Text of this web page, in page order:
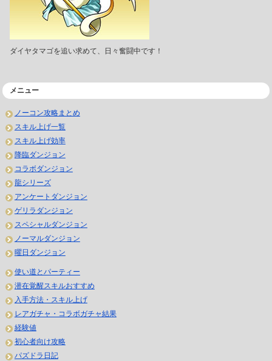
ダイヤタマゴを追い求めて、日々奮闘中です！
メニュー
ノーコン攻略まとめ
スキル上げ一覧
スキル上げ効率
降臨ダンジョン
コラボダンジョン
龍シリーズ
アンケートダンジョン
ゲリラダンジョン
スペシャルダンジョン
ノーマルダンジョン
曜日ダンジョン
使い道とパーティー
潜在覚醒スキルおすすめ
入手方法・スキル上げ
レアガチャ・コラボガチャ結果
経験値
初心者向け攻略
パズドラ日記